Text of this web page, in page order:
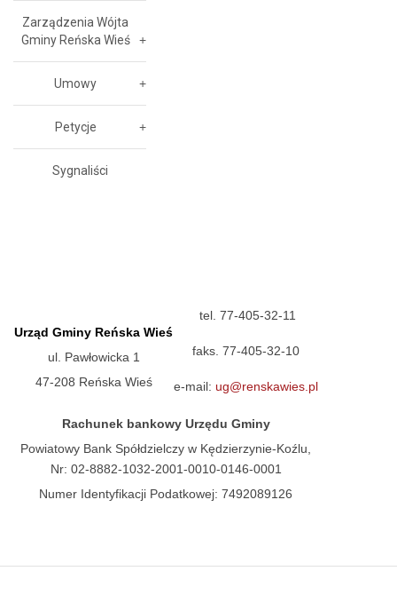
Zarządzenia Wójta
Gminy Reńska Wieś
Umowy
Petycje
Sygnaliści
Urząd Gminy Reńska Wieś
ul. Pawłowicka 1
47-208 Reńska Wieś
tel. 77-405-32-11
faks. 77-405-32-10
e-mail: ug@renskawies.pl
Rachunek bankowy Urzędu Gminy
Powiatowy Bank Spółdzielczy w Kędzierzynie-Koźlu,
Nr: 02-8882-1032-2001-0010-0146-0001
Numer Identyfikacji Podatkowej: 7492089126